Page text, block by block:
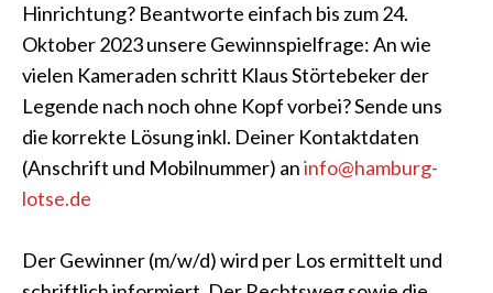
Hinrichtung? Beantworte einfach bis zum 24.
Oktober 2023 unsere Gewinnspielfrage: An wie
vielen Kameraden schritt Klaus Störtebeker der
Legende nach noch ohne Kopf vorbei? Sende uns
die korrekte Lösung inkl. Deiner Kontaktdaten
(Anschrift und Mobilnummer) aninfo@hamburg-
lotse.de
Der Gewinner (m/w/d) wird per Los ermittelt und